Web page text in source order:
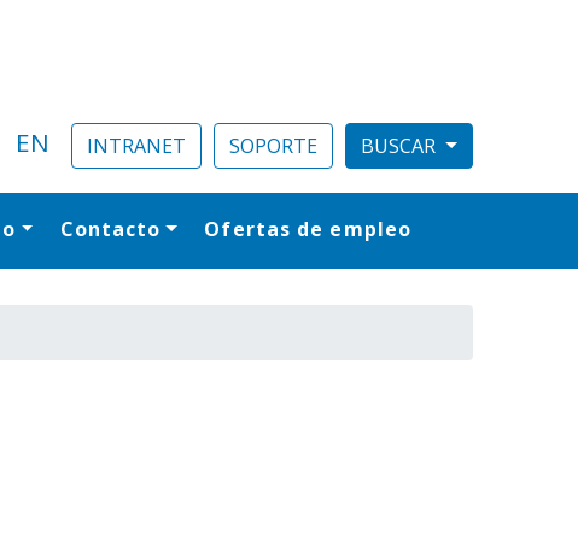
EN INTRANET SOPORTE
Contacto Ofertas de empleo